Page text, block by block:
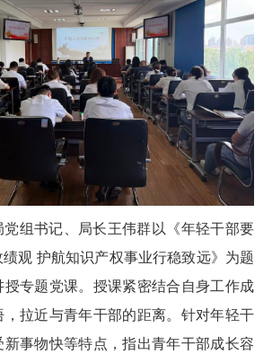
党组书记、局长王伟群以《年轻干部要
观 护航知识产权事业行稳致远》为题
授专题党课。授课紧密结合自身工作成
拉近与青年干部的距离。针对年轻干
事物快等特点，指出青年干部成长容